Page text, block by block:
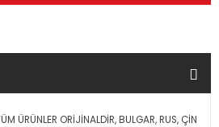
ÜRÜNLER ORİJİNALDİR, BULGAR, RUS, ÇİN